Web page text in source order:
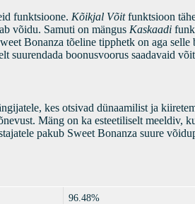
funktsioone. Kõikjal Võitfunktsioon
võidu. Samuti on mängus Kaskaadi
Bonanza tõeline tipphetk on aga
suurendada boonusvoorus saadavaid
kes otsivad dünaamilist ja
Mäng on ka esteetiliselt meeldiv,
pakub Sweet Bonanza suure
96.48%